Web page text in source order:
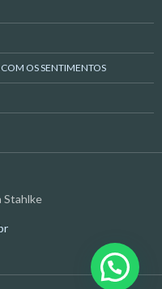
OS SENTIMENTOS
Stahlke